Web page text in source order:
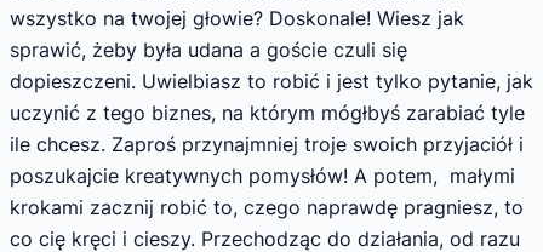
wszystko na twojej głowie? Doskonale! Wiesz jak
sprawić, żeby była udana a goście czuli się
dopieszczeni. Uwielbiasz to robić i jest tylko pytanie, jak
uczynić z tego biznes, na którym mógłbyś zarabiać tyle
ile chcesz. Zaproś przynajmniej troje swoich przyjaciół i
poszukajcie kreatywnych pomysłów! A potem, małymi
krokami zacznij robić to, czego naprawdę pragniesz, to
co cię kręci i cieszy. Przechodząc do działania, od razu